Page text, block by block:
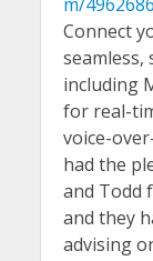
Connect
seamless,
including
for real-
voice-
had the
and Todd
and they
advising